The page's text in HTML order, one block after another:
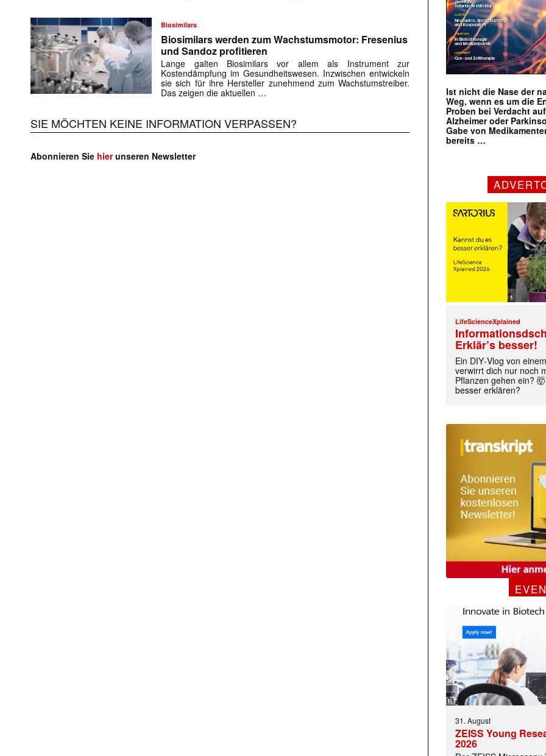
Biosimilars
Biosimilars werden zum Wachstumsmotor: Fresenius
und Sandoz profitieren
Lange galten Biosimilars vor allem als Instrument zur
Kostendämpfung im Gesundheitswesen. Inzwischen entwickeln
sie sich für ihre Hersteller zunehmend zum Wachstumstreiber.
Das zeigen die aktuellen …
SIE MÖCHTEN KEINE INFORMATION VERPASSEN?
Abonnieren Sie hierunseren Newsletter
Ist nicht die Nase der
Weg, wenn es um die
Proben bei Verdacht
Alzheimer oder
Gabe von
bereits …
LifeScienceXplained
Erklär’s besser!
Ein DIY‑Vlog von
verwirrt dich nur noch
Pflanzen gehen ein?
besser erklären?
31. August
ZEISS Young
2026